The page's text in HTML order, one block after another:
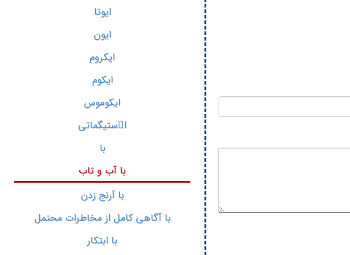
ایوتا
ایون
ایکروم
ایکوم
ایکوموس
استیگماتی
با
با آب و تاب
با آرنج زدن
با آگاهی کامل از مخاطرات محتمل
با ابتکار